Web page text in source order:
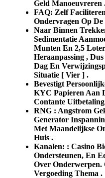
Geld Manoeuvreren
FAQ: Zelf
Ondervragen Op
Naar Binnen
Sedimentatie
Munten En 2,5
Heraanpassing ,
Dag En
Situatie [ Vier ] .
Bevestigt
KYC Papieren Aan
Contante
RNG : Angstrom
Generator
Met Maandelijkse
Huis .
Kanalen: : Casino
Ondersteunen, En
Over Onderwerpen.
Vergoeding Thema .